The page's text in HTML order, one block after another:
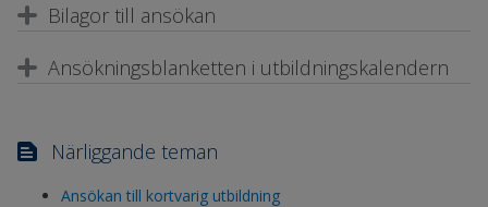
Bilagor till ansökan
Ansökningsblanketten i utbildningskalendern
Närliggande teman
Ansökan till kortvarig utbildning